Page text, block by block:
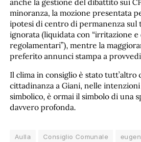
anche la gestione del dibattito sui
minoranza, la mozione presentata
ipotesi di centro di permanenza sul
ignorata (liquidata con “irritazione e
regolamentari”), mentre la
preferito annunci stampa a
Il clima in consiglio è stato tutt’altro
cittadinanza a Giani, nelle
simbolico, è ormai il simbolo di una
davvero profonda.
Aulla Consiglio Comunale